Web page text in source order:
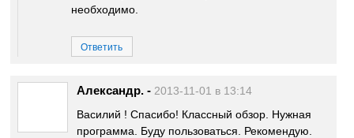
необходимо.
Ответить
Александр. - 2013-11-01 в 13:14
Василий ! Спасибо! Классный обзор. Нужная
программа. Буду пользоваться. Рекомендую.